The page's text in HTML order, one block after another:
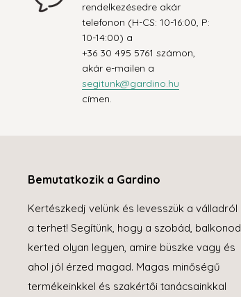
rendelkezésedre akár
telefonon (H-CS: 10-16:00, P:
10-14:00) a
+36 30 495 5761 számon,
akár e-mailen a
segitunk@gardino.hu
címen.
Bemutatkozik a Gardino
Kertészkedj velünk és levesszük a válladról
a terhet! Segítünk, hogy a szobád, balkonod,
kerted olyan legyen, amire büszke vagy és
ahol jól érzed magad. Magas minőségű
termékeinkkel és szakértői tanácsainkkal